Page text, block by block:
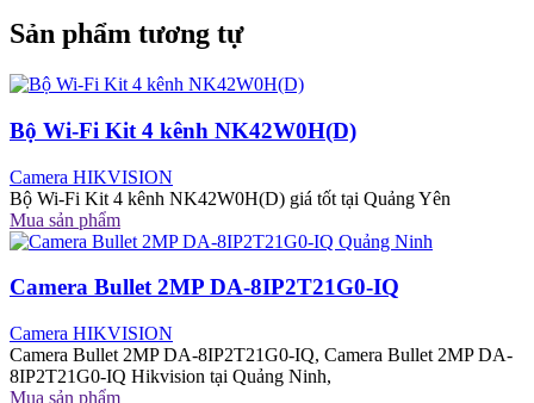
Sản phẩm tương tự
Bộ Wi-Fi Kit 4 kênh NK42W0H(D)
Camera HIKVISION
Bộ Wi-Fi Kit 4 kênh NK42W0H(D) giá tốt tại Quảng Yên
Mua sản phẩm
Camera Bullet 2MP DA-8IP2T21G0-IQ
Camera HIKVISION
Camera Bullet 2MP DA-8IP2T21G0-IQ, Camera Bullet 2MP DA-
8IP2T21G0-IQ Hikvision tại Quảng Ninh,
Mua sản phẩm